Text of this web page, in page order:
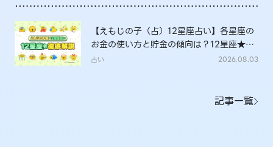
【えもじの子（占）12星座占い】各星座の
お金の使い方と貯金の傾向は？12星座★徹
底解説
占い 2026.08.03
記事一覧